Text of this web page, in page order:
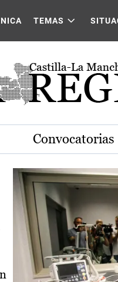
Mancha
TEMAS
Convocatorias